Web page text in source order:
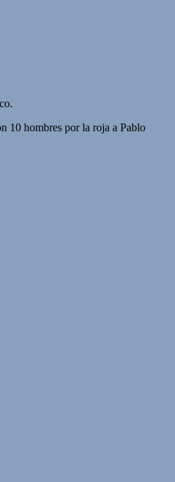
10 hombres por la roja a Pablo